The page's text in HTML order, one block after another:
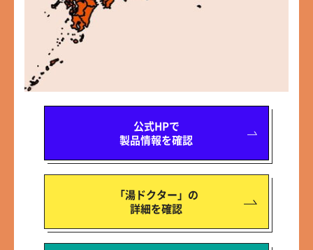
公式HPで
製品情報を確認
「湯ドクター」の
詳細を確認